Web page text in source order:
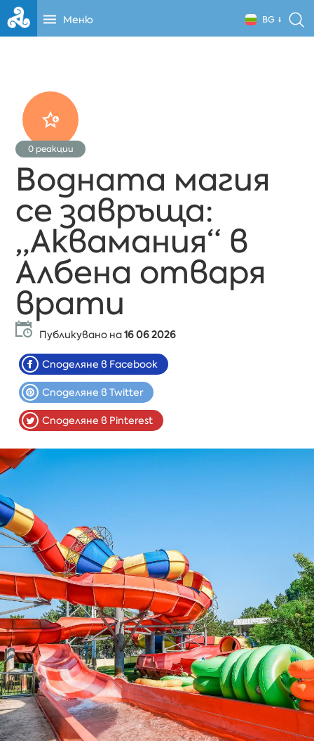
Меню BG
0реакции
Водната магия
се завръща:
„Аквамания“ в
Албена отваря
врати
Публикувано на16 06 2026
Споделяне в Facebook
Споделяне в Twitter
Споделяне в Pinterest